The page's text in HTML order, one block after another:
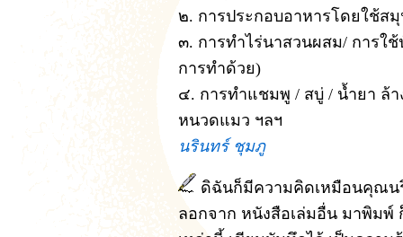
๒. การประกอบอาหารโดยใช้ส
๓. การทำไร่นาสวนผสม/ การใ
การทำด้วย)
๔. การทำแชมพู / สบู่ / น้ำยา ล้
หนวดแมว ฯลฯ
นรินทร์ ชุมภู
ดิฉันก็มีความคิดเหมือนคุณนริ
ลอกจาก หนังสือเล่มอื่น มาพิม